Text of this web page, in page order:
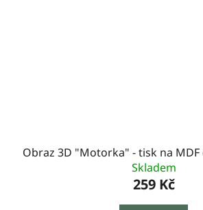
Obraz 3D "Motorka" - tisk na MDF
Skladem
259 Kč